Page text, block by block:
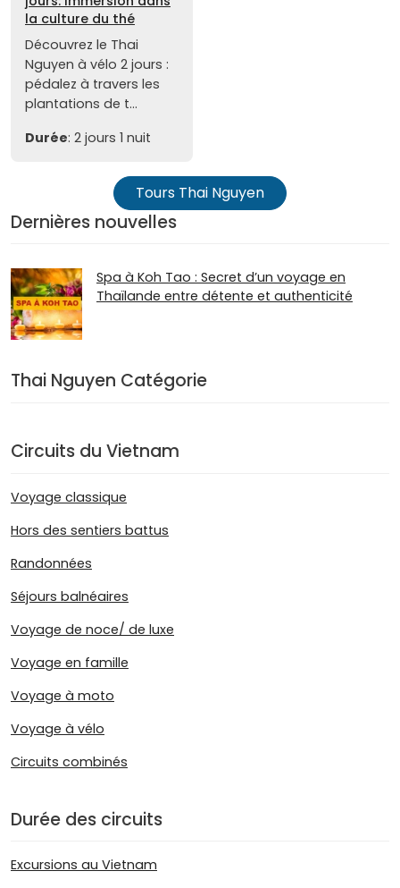
la culture du thé
Découvrez le Thai
Nguyen à vélo 2 jours :
pédalez à travers les
plantations de t...
Durée: 2 jours 1 nuit
Tours Thai Nguyen
Dernières nouvelles
Spa à Koh Tao : Secret d’un voyage en
Thaïlande entre détente et authenticité
Thai Nguyen Catégorie
Circuits du Vietnam
Voyage classique
Hors des sentiers battus
Randonnées
Séjours balnéaires
Voyage de noce/ de luxe
Voyage en famille
Voyage à moto
Voyage à vélo
Circuits combinés
Durée des circuits
Excursions au Vietnam